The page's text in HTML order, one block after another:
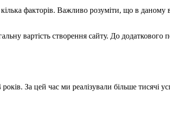
факторів. Важливо розуміти, що в даному
вартість створення сайту. До
За цей час ми реалізували більше тисячі